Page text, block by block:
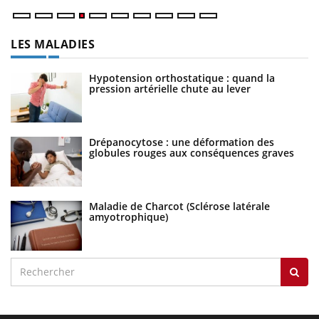
LES MALADIES
Hypotension orthostatique : quand la
pression artérielle chute au lever
Drépanocytose : une déformation des
globules rouges aux conséquences graves
Maladie de Charcot (Sclérose latérale
amyotrophique)